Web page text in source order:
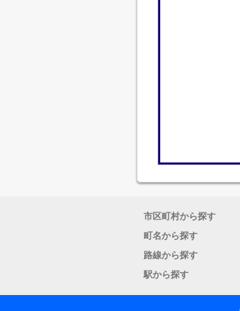
市区町村から探す
町名から探す
路線から探す
駅から探す